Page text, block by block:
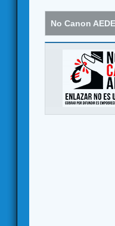
No Canon AEDE